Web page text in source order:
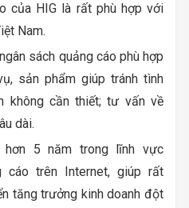
của HIG là rất phù hợp với
Nam.
sách quảng cáo phù hợp
sản phẩm giúp tránh tình
không cần thiết; tư vấn về
dài.
hơn 5 năm trong lĩnh vực
cáo trên Internet, giúp rất
tăng trưởng kinh doanh đột